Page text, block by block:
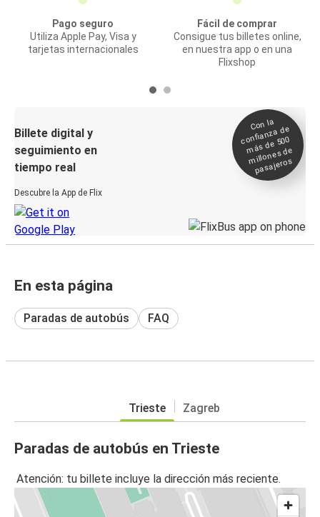
Pago seguro
Utiliza Apple Pay, Visa y
tarjetas internacionales
Fácil de comprar
Consigue tus billetes online,
en nuestra app o en una
Flixshop
Billete digital y
seguimiento en
tiempo real
Descubre la App de Flix
Con la
confianza de
más de 500
millones de
pasajeros
En esta página
Paradas de autobús FAQ
Trieste Zagreb
Paradas de autobús en Trieste
Atención: tu billete incluye la dirección más reciente.